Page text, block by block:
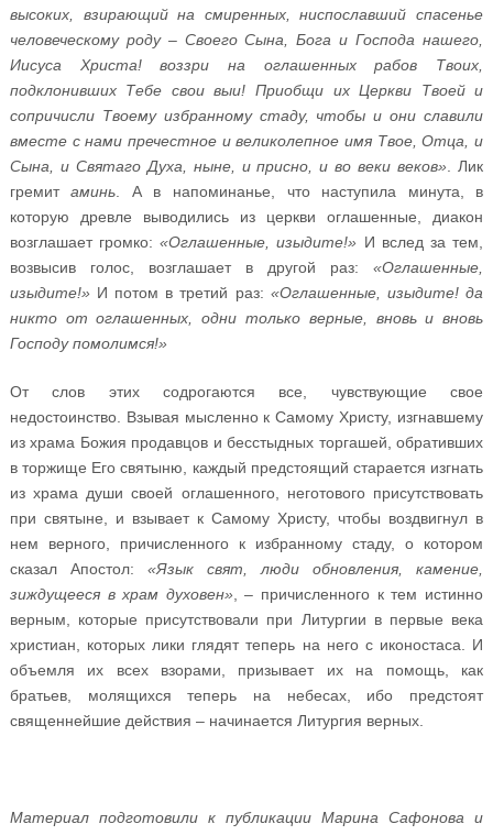
высоких, взирающий на смиренных, ниспославший спасенье
человеческому роду – Своего Сына, Бога и Господа нашего,
Иисуса Христа! воззри на оглашенных рабов Твоих,
подклонивших Тебе свои выи! Приобщи их Церкви Твоей и
сопричисли Твоему избранному стаду, чтобы и они славили
вместе с нами пречестное и великолепное имя Твое, Отца, и
Сына, и Святаго Духа, ныне, и присно, и во веки веков» . Лик
гремитаминь . А в напоминанье, что наступила минута, в
которую древле выводились из церкви оглашенные, диакон
возглашает громко:«Оглашенные, изыдите!» И вслед за тем,
возвысив голос, возглашает в другой раз:«Оглашенные,
изыдите!» И потом в третий раз: «Оглашенные, изыдите! да
никто от оглашенных, одни только верные, вновь и вновь
Господу помолимся!»
От слов этих содрогаются все, чувствующие свое
недостоинство. Взывая мысленно к Самому Христу, изгнавшему
из храма Божия продавцов и бесстыдных торгашей, обративших
в торжище Его святыню, каждый предстоящий старается изгнать
из храма души своей оглашенного, неготового присутствовать
при святыне, и взывает к Самому Христу, чтобы воздвигнул в
нем верного, причисленного к избранному стаду, о котором
сказал Апостол: «Язык свят, люди обновления, камение,
зиждущееся в храм духовен» , – причисленного к тем истинно
верным, которые присутствовали при Литургии в первые века
христиан, которых лики глядят теперь на него с иконостаса. И
объемля их всех взорами, призывает их на помощь, как
братьев, молящихся теперь на небесах, ибо предстоят
священнейшие действия – начинается Литургия верных.
Материал подготовили к публикации Марина Сафонова и